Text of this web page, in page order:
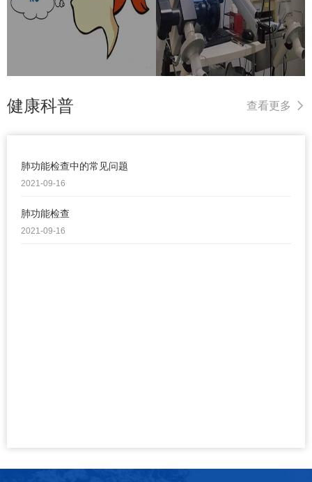
查看更多
健康科普
2021-09-16
肺功能检查中的常见问题
2021-09-16
肺功能检查